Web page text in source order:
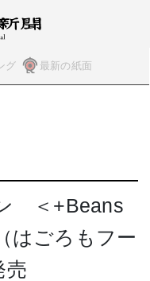
グ 最新の紙面
＜+Beans
はごろもフー
売